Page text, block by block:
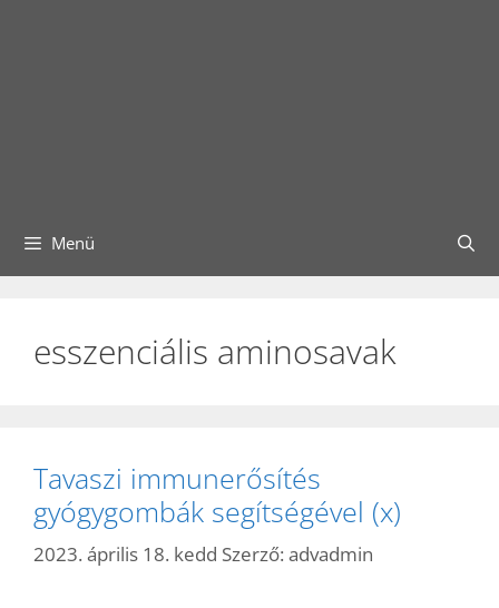
Menü
esszenciális aminosavak
Tavaszi immunerősítés
gyógygombák segítségével (x)
2023. április 18. kedd Szerző: advadmin